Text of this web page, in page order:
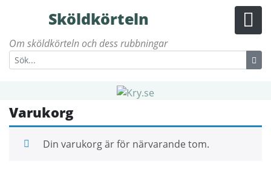
Sköldkörteln
Om sköldkörteln och dess rubbningar
Varukorg
Din varukorg är för närvarande tom.